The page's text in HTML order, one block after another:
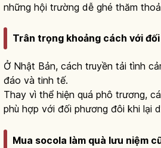
những hội trường dễ ghé thăm
Trân trọng khoảng cách với
Ở Nhật Bản, cách truyền tải tình
đáo và tinh tế.
Thay vì thể hiện quá phô trương,
phù hợp với đối phương đôi khi lại
Mua socola làm quà lưu niệm